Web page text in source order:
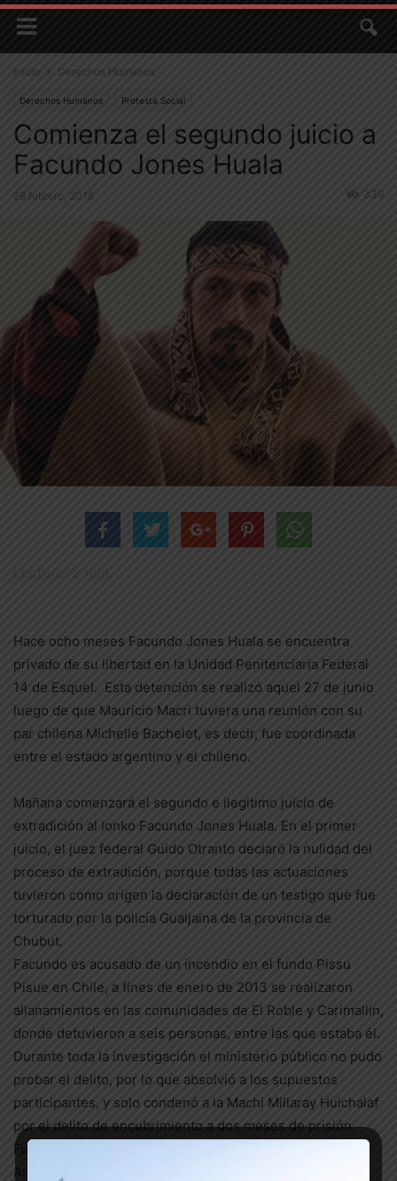
Inicio Derechos Humanos
Derechos Humanos Protesta Social
Comienza el segundo juicio a
Facundo Jones Huala
28 febrero, 2018 339
Hace ocho meses Facundo Jones Huala se encuentra
privado de su libertad en la Unidad Penitenciaria Federal
14 de Esquel. Esta detención se realizó aquel 27 de junio
luego de que Mauricio Macri tuviera una reunión con su
par chilena Michelle Bachelet, es decir, fue coordinada
entre el estado argentino y el chileno.
Mañana comenzará el segundo e ilegitimo juicio de
extradición al lonko Facundo Jones Huala. En el primer
juicio, el juez federal Guido Otranto declaró la nulidad del
proceso de extradición, porque todas las actuaciones
tuvieron como origen la declaración de un testigo que fue
torturado por la policía Gualjaina de la provincia de
Chubut.
Facundo es acusado de un incendio en el fundo Pissu
Pisue en Chile, a fines de enero de 2013 se realizaron
allanamientos en las comunidades de El Roble y Carimallin,
donde detuvieron a seis personas, entre las que estaba él.
Durante toda la investigación el ministerio público no pudo
probar el delito, por lo que absolvió a los supuestos
participantes, y solo condenó a la Machi Millaray Huichalaf
por el delito de encubrimiento a dos meses de prisión.
Fue en este proceso que Facundo Jones Huala volvió a
Argentina, por lo que no pudo ser juzgado como el resto